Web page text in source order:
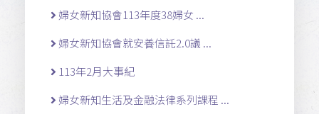
婦女新知協會113年度38婦女 ...
婦女新知協會就安養信託2.0議 ...
113年2月大事紀
婦女新知生活及金融法律系列課程 ...